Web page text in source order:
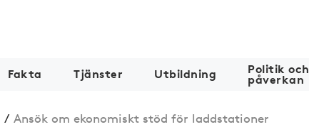
Fakta Tjänster Utbildning Politik och
påverkan
/ Ansök om ekonomiskt stöd för laddstationer